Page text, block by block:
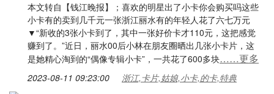
本文转自【钱江晚报】；喜欢的明星出了小卡你会购买吗这些
小卡有的卖到几千元一张浙江丽水有的年轻人花了六七万元
▼“新收的3张小卡到了，其中一张好价卡才110元，这把感觉
赚到了。”近日，丽水00后小林在朋友圈晒出几张小卡片，这
是她精心淘到的“偶像专辑小卡”，一共花了600多块……更多
2023-08-11 09:23:00 浙江,卡片,姑娘,小卡,的卡,特典